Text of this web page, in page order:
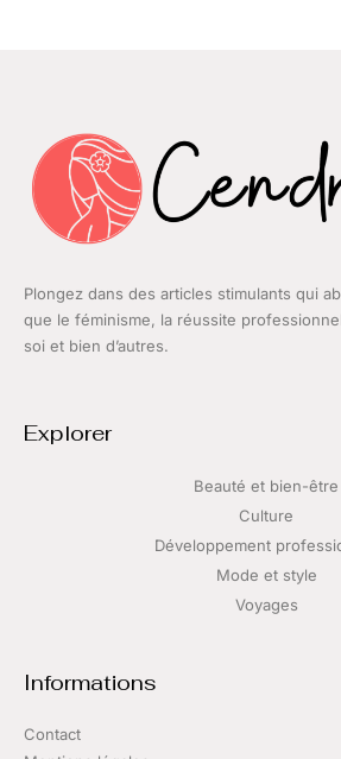
Plongez dans des articles stimulants qui
que le féminisme, la réussite
soi et bien d’autres.
Explorer
Beauté et bien-être
Culture
Développement
Mode et style
Voyages
Informations
Contact